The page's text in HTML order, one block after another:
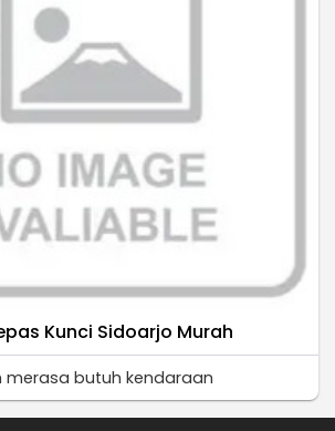
Kunci Sidoarjo Murah
merasa butuh kendaraan